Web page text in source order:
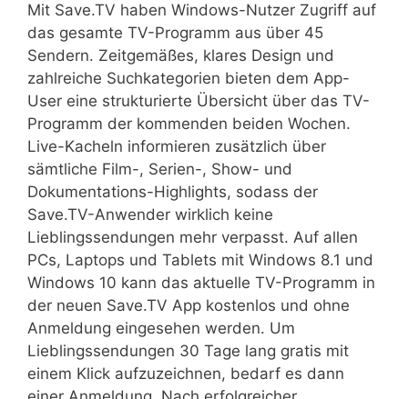
Mit Save.TV haben Windows-Nutzer Zugriff auf
das gesamte TV-Programm aus über 45
Sendern. Zeitgemäßes, klares Design und
zahlreiche Suchkategorien bieten dem App-
User eine strukturierte Übersicht über das TV-
Programm der kommenden beiden Wochen.
Live-Kacheln informieren zusätzlich über
sämtliche Film-, Serien-, Show- und
Dokumentations-Highlights, sodass der
Save.TV-Anwender wirklich keine
Lieblingssendungen mehr verpasst. Auf allen
PCs, Laptops und Tablets mit Windows 8.1 und
Windows 10 kann das aktuelle TV-Programm in
der neuen Save.TV App kostenlos und ohne
Anmeldung eingesehen werden. Um
Lieblingssendungen 30 Tage lang gratis mit
einem Klick aufzuzeichnen, bedarf es dann